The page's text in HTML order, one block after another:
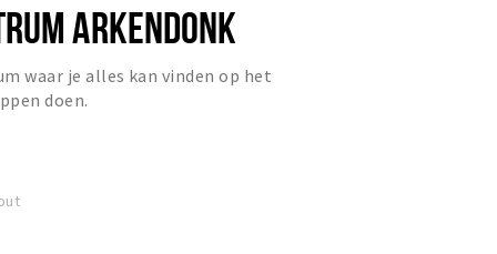
ARKENDONK
waar je alles kan vinden op het
doen.